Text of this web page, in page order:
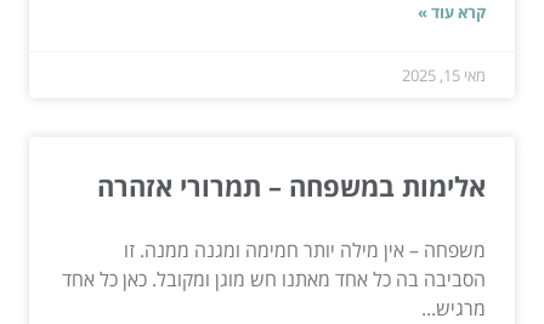
קרא עוד »
מאי 15, 2025
אלימות במשפחה – תמרורי אזהרה
משפחה – אין מילה יותר חמימה ומגנה ממנה. זו
הסביבה בה כל אחד מאתנו חש מוגן ומקובל. כאן כל אחד
מרגיש...